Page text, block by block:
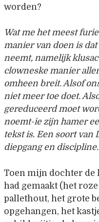
worden?
Wat me het meest
manier van doen is
neemt, namelijk
clowneske manier
omheen breit. Alsof
niet meer toe doet.
gereduceerd moet
noemt-ie zijn hamer
tekst is. Een soort van
diepgang en
Toen mijn dochter de
had gemaakt (het
pallethout, het grote
opgehangen, het